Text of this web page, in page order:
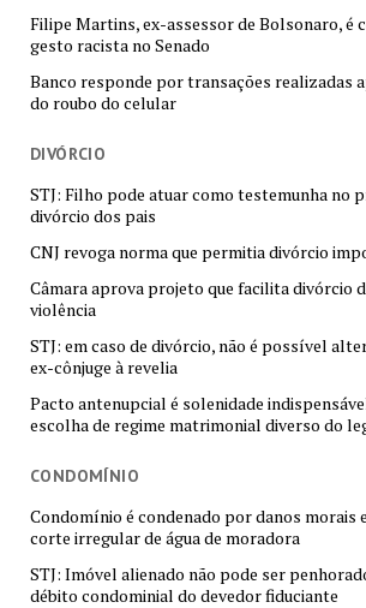
Filipe Martins, ex-assessor de Bolsonaro, é
gesto racista no Senado
Banco responde por transações realizadas
do roubo do celular
DIVÓRCIO
STJ: Filho pode atuar como testemunha no
divórcio dos pais
CNJ revoga norma que permitia divórcio
Câmara aprova projeto que facilita divórcio
violência
STJ: em caso de divórcio, não é possível
ex-cônjuge à revelia
Pacto antenupcial é solenidade
escolha de regime matrimonial diverso do
CONDOMÍNIO
Condomínio é condenado por danos morais
corte irregular de água de moradora
STJ: Imóvel alienado não pode ser
débito condominial do devedor fiduciante